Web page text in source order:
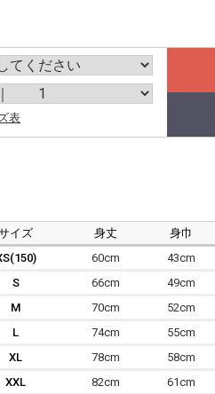
表
イズ 身丈 身巾
60cm 43cm
S
66cm 49cm
M
70cm 52cm
L
74cm 55cm
XL
78cm 58cm
XXL
82cm 61cm